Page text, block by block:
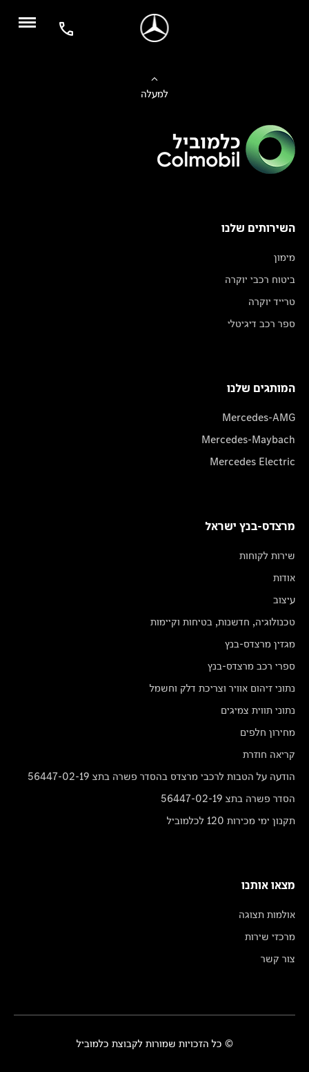
למעלה
השירותים שלנו
מימון
ביטוח רכבי יוקרה
טרייד יוקרה
ספר רכב דיגיטלי
המותגים שלנו
Mercedes-AMG
Mercedes-Maybach
Mercedes Electric
מרצדס-בנץ ישראל
שירות לקוחות
אודות
עיצוב
טכנולוגיה, חדשנות, בטיחות וקיימות
מגזין מרצדס-בנץ
ספרי רכב מרצדס-בנץ
נתוני זיהום אוויר וצריכת דלק וחשמל
נתוני תווית צמיגים
מחירון חלפים
קריאה חוזרת
הודעה על הטבות לרכבי מרצדס בהסדר פשרה בתצ 56447-02-19
הסדר פשרה בתצ 56447-02-19
תקנון ימי מכירות 120 לכלמוביל
מצאו אותנו
אולמות תצוגה
מרכזי שירות
צור קשר
© כל הזכויות שמורות לקבוצת כלמוביל